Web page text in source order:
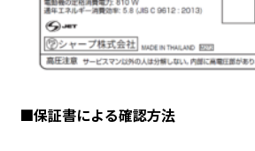
保証書による確認方法